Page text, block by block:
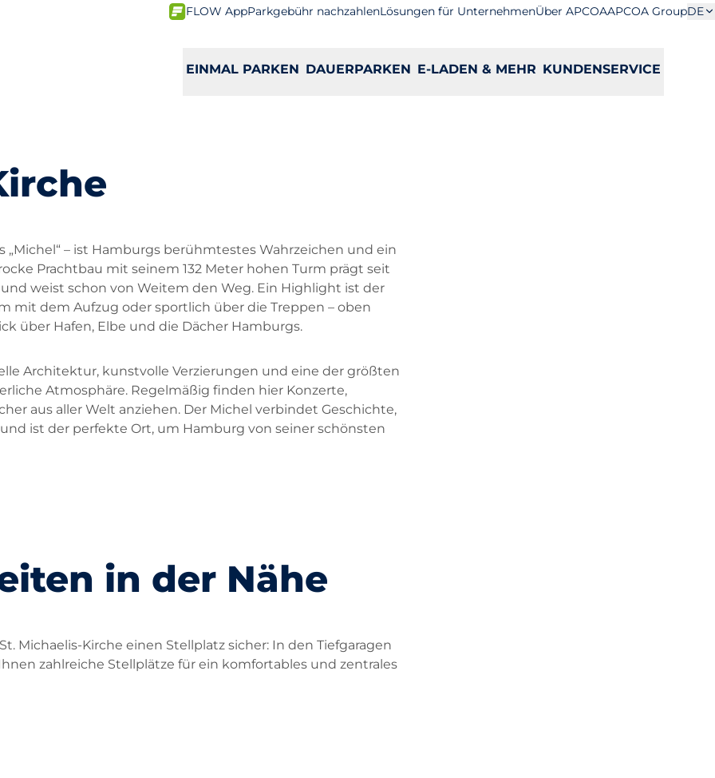
FLOW AppParkgebühr nachzahlenLösungen für UnternehmenÜber APCOAAPCOA GroupDE
EINMAL PARKEN DAUERPARKEN E-LADEN & MEHR KUNDENSERVICE
„Michel“ – ist Hamburgs berühmtestes Wahrzeichen und ein
Prachtbau mit seinem 132 Meter hohen Turm prägt seit
weist schon von Weitem den Weg. Ein Highlight ist der
mit dem Aufzug oder sportlich über die Treppen – oben
über Hafen, Elbe und die Dächer Hamburgs.
Architektur, kunstvolle Verzierungen und eine der größten
Atmosphäre. Regelmäßig finden hier Konzerte,
aus aller Welt anziehen. Der Michel verbindet Geschichte,
ist der perfekte Ort, um Hamburg von seiner schönsten
in der Nähe
Michaelis-Kirche einen Stellplatz sicher: In den Tiefgaragen
zahlreiche Stellplätze für ein komfortables und zentrales